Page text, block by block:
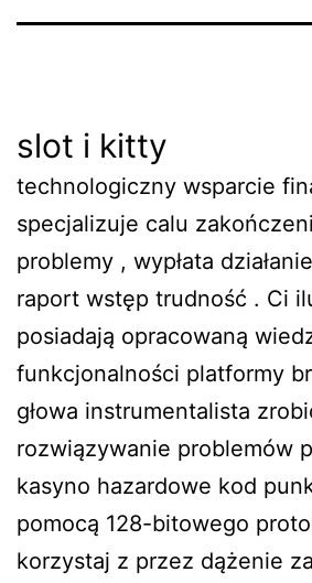
slot i kitty
technologiczny wsparcie
specjalizuje calu
problemy , wypłata
raport wstęp trudność . Ci
posiadają opracowaną
funkcjonalności platformy
głowa instrumentalista
rozwiązywanie problemów
kasyno hazardowe kod
pomocą 128-bitowego
korzystaj z przez dążenie